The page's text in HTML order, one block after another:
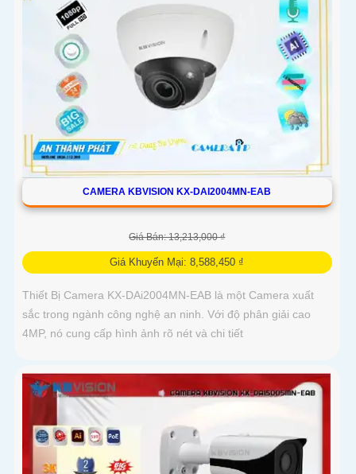
CAMERA KBVISION KX-DAI2004MN-EAB
Giá Bán: 13,213,000 ₫
Giá Khuyến Mại: 8,588,450 ₫
Thiết Bị Camera KX-DAi2004MN-EAB là một Camera xuất
sắc trong ngành công nghệ an ninh. Với độ phân giải cao
4MP, nó cung cấp hình ảnh rõ nét và chi tiết